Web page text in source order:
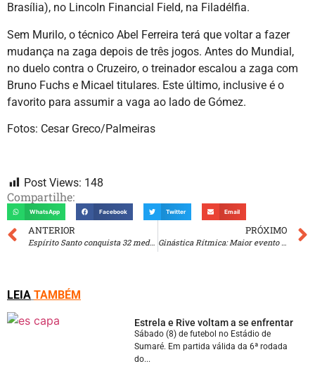
Brasília), no Lincoln Financial Field, na Filadélfia.
Sem Murilo, o técnico Abel Ferreira terá que voltar a fazer
mudança na zaga depois de três jogos. Antes do Mundial,
no duelo contra o Cruzeiro, o treinador escalou a zaga com
Bruno Fuchs e Micael titulares. Este último, inclusive é o
favorito para assumir a vaga ao lado de Gómez.
Fotos: Cesar Greco/Palmeiras
Post Views: 148
Compartilhe:
WhatsApp Facebook Twitter Email
ANTERIOR
Espírito Santo conquista 32 medalhas no Brasileiro de kickboxing
PRÓXIMO
Ginástica Rítmica: Maior evento da América do Sul
LEIA TAMBÉM
Estrela e Rive voltam a se enfrentar
Sábado (8) de futebol no Estádio de
Sumaré. Em partida válida da 6ª rodada
do...